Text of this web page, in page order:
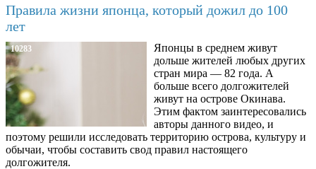
Правила жизни японца, который дожил до 100
лет
10283
Японцы в среднем живут
дольше жителей любых других
стран мира — 82 года. А
больше всего долгожителей
живут на острове Окинава.
Этим фактом заинтересовались
авторы данного видео, и
поэтому решили исследовать территорию острова, культуру и
обычаи, чтобы составить свод правил настоящего
долгожителя.